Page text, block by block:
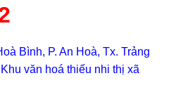
Bình, P. An Hoà, Tx. Trảng
văn hoá thiếu nhi thị xã